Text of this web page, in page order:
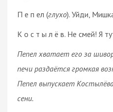
П е п ел (глухо). Уйди,
К о с т ы л ё в. Не смей! Я
Пепел хватает его за
печи раздаётся громкая
Пепел выпускает
сени.